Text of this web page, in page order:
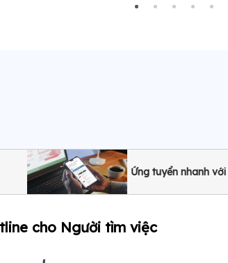
Ứng tuyển nhanh
cho Người tìm việc